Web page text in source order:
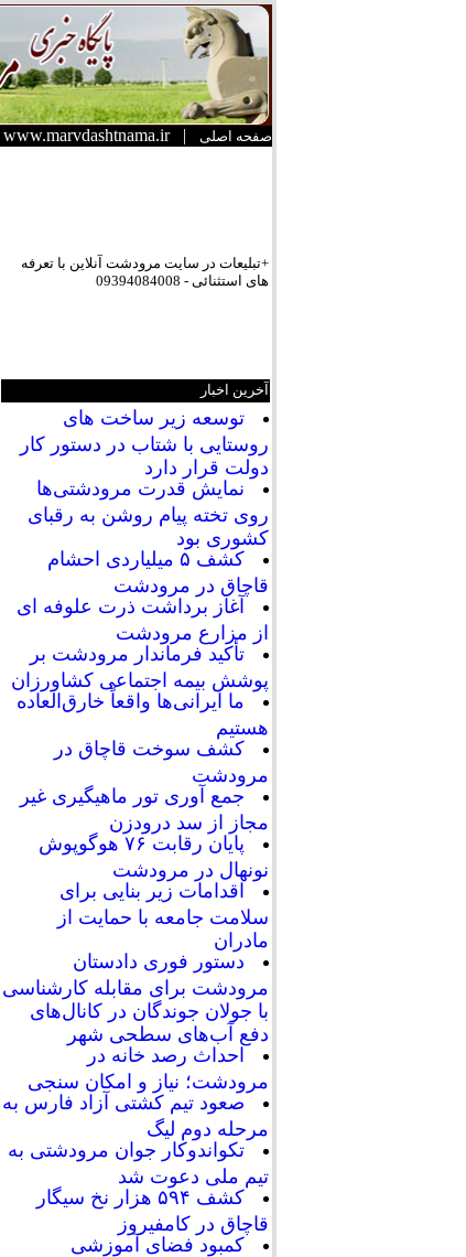
صفحه اصلی |
www.marvdashtnama.ir
+تبلیعات در سایت مرودشت آنلاین با تعرفه
های استثنائی - 09394084008
آخرین اخبار
توسعه زیر ساخت های
روستایی با شتاب در دستور کار
دولت قرار دارد
نمایش قدرت مرودشتی‌ها
روی تخته پیام روشن به رقبای
کشوری بود
کشف ۵ میلیاردی احشام
قاچاق در مرودشت
آغاز برداشت ذرت علوفه ای
از مزارع مرودشت
تأکید فرماندار مرودشت بر
پوشش بیمه اجتماعی کشاورزان
ما ایرانی‌ها واقعاً خارق‌العاده
هستیم
کشف سوخت قاچاق در
مرودشت
جمع آوری تور ماهیگیری غیر
مجاز از سد درودزن
پایان رقابت‌ ۷۶ هوگوپوش
نونهال در مرودشت
اقدامات زیر بنایی برای
سلامت جامعه با حمایت از
مادران
دستور فوری دادستان
مرودشت برای مقابله کارشناسی
با جولان جوندگان در کانال‌های
دفع آب‌های سطحی شهر
احداث رصد خانه در
مرودشت؛ نیاز و امکان سنجی
صعود تیم کشتی آزاد فارس به
مرحله دوم لیگ
تکواندوکار جوان مرودشتی به
تیم ملی دعوت شد
کشف ۵۹۴ هزار نخ سیگار
قاچاق در کامفیروز
کمبود فضای آموزشی